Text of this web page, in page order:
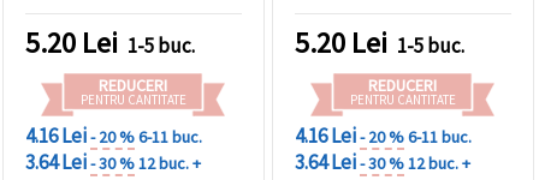
5.20 Lei 1-5 buc.
REDUCERI
PENTRU CANTITATE
4.16 Lei- 20 %6-11 buc.
3.64 Lei- 30 %12 buc. +
5.20 Lei 1-5 buc.
REDUCERI
PENTRU CANTITATE
4.16 Lei- 20 %6-11 buc.
3.64 Lei- 30 %12 buc. +